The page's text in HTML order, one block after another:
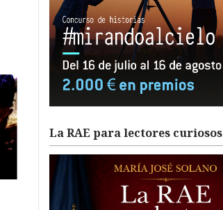
La RAE para lectores curiosos